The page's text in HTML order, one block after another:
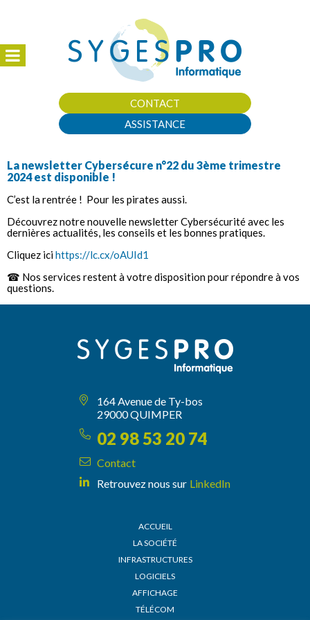
CONTACT
ASSISTANCE
La newsletter Cybersécure n°22 du 3ème trimestre
2024 est disponible !
C’est la rentrée ! Pour les pirates aussi.
Découvrez notre nouvelle newsletter Cybersécurité avec les
dernières actualités, les conseils et les bonnes pratiques.
Cliquez icihttps://lc.cx/oAUId1
☎ Nos services restent à votre disposition pour répondre à vos
questions.
164 Avenue de Ty-bos
29000 QUIMPER
02 98 53 20 74
Contact
Retrouvez nous sur LinkedIn
ACCUEIL
LA SOCIÉTÉ
INFRASTRUCTURES
LOGICIELS
AFFICHAGE
TÉLÉCOM